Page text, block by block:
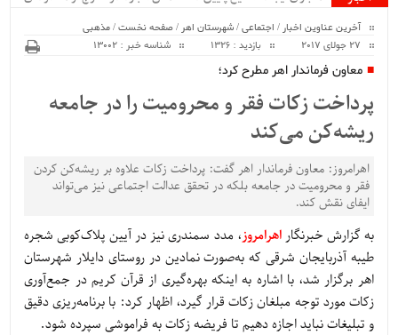
آخرین عناوین اخبار / اجتماعی/شهرستان اهر /صفحه نخست/مذهبی
بازدید : 1326 شناسه خبر : 13002
معاون فرماندار اهر مطرح کرد؛
پرداخت زکات فقر و محرومیت را در جامعه
ریشه‌کن می‌کند
اهرامروز: معاون فرماندار اهر گفت: پرداخت زکات علاوه بر ریشه‌کن کردن
فقر و محرومیت در جامعه بلکه در تحقق عدالت اجتماعی نیز می‌تواند
ایفای نقش کند.
به گزارش خبرنگاراهرامروز، مدد سمندری نیز در آیین پلاک‌کوبی شجره
طیبه آذربایجان شرقی که به‌صورت نمادین در روستای دایلار شهرستان
اهر برگزار شد، با اشاره به اینکه بهره‌گیری از قرآن کریم در جمع‌آوری
زکات مورد توجه مبلغان زکات قرار گیرد، اظهار کرد: با برنامه‌ریزی دقیق
و تبلیغات نباید اجازه دهیم تا فریضه زکات به فراموشی سپرده شود.